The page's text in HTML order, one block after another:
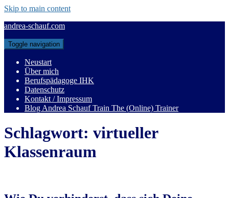
Skip to main content
andrea-schauf.com
Toggle navigation
Neustart
Über mich
Berufspädagoge IHK
Datenschutz
Kontakt / Impressum
Blog Andrea Schauf Train The (Online) Trainer
Schlagwort: virtueller
Klassenraum